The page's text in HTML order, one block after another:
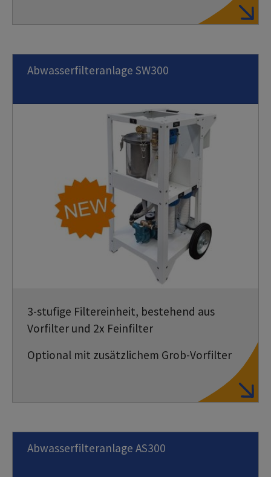
Abwasserfilteranlage SW300
3-stufige Filtereinheit, bestehend aus
Vorfilter und 2x Feinfilter
Optional mit zusätzlichem Grob-Vorfilter
Abwasserfilteranlage AS300